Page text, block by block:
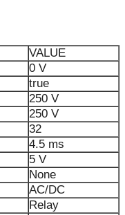
VALUE
0 V
true
250 V
250 V
32
4.5 ms
5 V
None
AC/DC
Relay